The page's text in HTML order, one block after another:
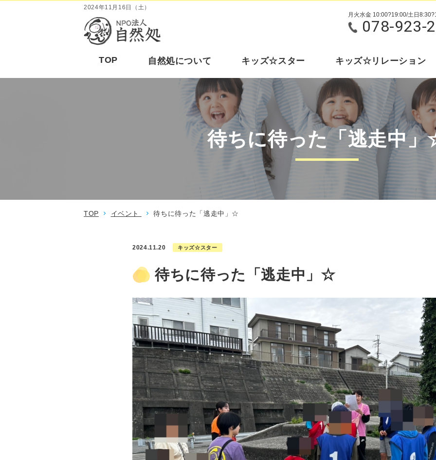
2024年11月16日（土）
月火水金 10:00?19:00/土日
078-923-
TOP 自然処について キッズ☆スター キッズ☆リレーション
待ちに待った「逃走中
TOP イベント 待ちに待った「逃走中」☆
2024.11.20 キッズ☆スター
待ちに待った「逃走中」☆